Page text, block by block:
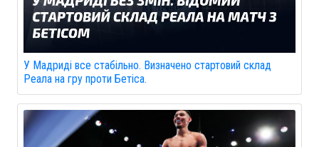
У Мадриді все стабільно. Визначено стартовий склад
Реала на гру проти Бетіса.